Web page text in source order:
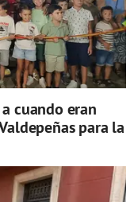
cuando eran
para la